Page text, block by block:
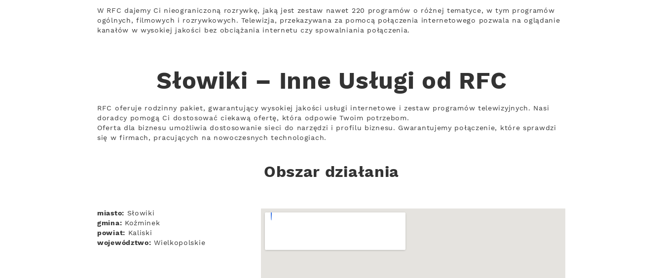
W RFC dajemy Ci nieograniczoną rozrywkę, jaką jest zestaw nawet 220 programów o różnej tematyce, w tym programów
ogólnych, filmowych i rozrywkowych. Telewizja, przekazywana za pomocą połączenia internetowego pozwala na oglądanie
kanałów w wysokiej jakości bez obciążania internetu czy spowalniania połączenia.
Słowiki – Inne Usługi od RFC
RFC oferuje rodzinny pakiet, gwarantujący wysokiej jakości usługi internetowe i zestaw programów telewizyjnych. Nasi
doradcy pomogą Ci dostosować ciekawą ofertę, która odpowie Twoim potrzebom.
Oferta dla biznesu umożliwia dostosowanie sieci do narzędzi i profilu biznesu. Gwarantujemy połączenie, które sprawdzi
się w firmach, pracujących na nowoczesnych technologiach.
Obszar działania
miasto: Słowiki
gmina: Koźminek
powiat: Kaliski
województwo: Wielkopolskie